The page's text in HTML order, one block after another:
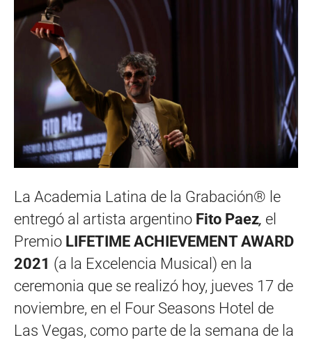
La Academia Latina de la Grabación® le
entregó al artista argentino Fito Paez, el
Premio LIFETIME ACHIEVEMENT AWARD
2021 (a la Excelencia Musical) en la
ceremonia que se realizó hoy, jueves 17 de
noviembre, en el Four Seasons Hotel de
Las Vegas, como parte de la semana de la